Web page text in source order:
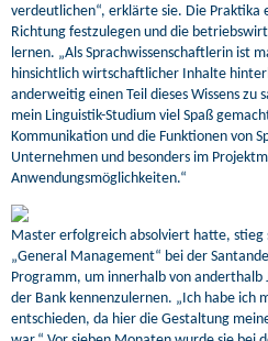
verdeutlichen“, erklärte sie. Die Praktika
Richtung festzulegen und die
lernen. „Als Sprachwissenschaftlerin ist
hinsichtlich wirtschaftlicher Inhalte
anderweitig einen Teil dieses Wissens
mein Linguistik-Studium viel Spaß
Kommunikation und die Funktionen von
Unternehmen und besonders im
Anwendungsmöglichkeiten.“
Master erfolgreich absolviert hatte, stieg
„General Management“ bei der
Programm, um innerhalb von anderthalb
der Bank kennenzulernen. „Ich habe ich
entschieden, da hier die Gestaltung